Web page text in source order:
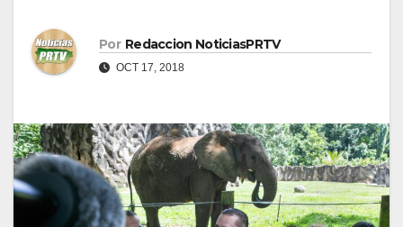
Por Redaccion NoticiasPRTV
OCT 17, 2018